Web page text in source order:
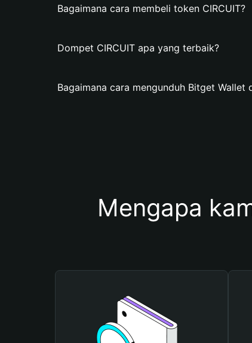
Bagaimana cara membeli token CIRCUIT?
Dompet CIRCUIT apa yang terbaik?
Bagaimana cara mengunduh Bitget Wallet
Mengapa